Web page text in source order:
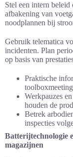
Stel een intern beleid
afbakening van
noodplannen bij
Gebruik telematica
incidenten. Plan
op basis van
Praktische
Werkpauzes
houden de
Betrek
inspecties
Batterijtechnologie
magazijnen